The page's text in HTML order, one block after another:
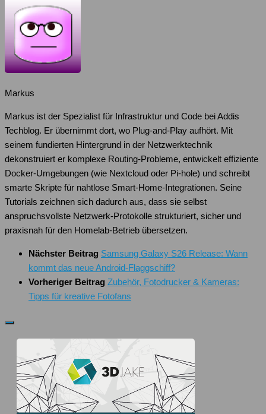
Markus
Markus ist der Spezialist für Infrastruktur und Code bei Addis
Techblog. Er übernimmt dort, wo Plug-and-Play aufhört. Mit
seinem fundierten Hintergrund in der Netzwerktechnik
dekonstruiert er komplexe Routing-Probleme, entwickelt effiziente
Docker-Umgebungen (wie Nextcloud oder Pi-hole) und schreibt
smarte Skripte für nahtlose Smart-Home-Integrationen. Seine
Tutorials zeichnen sich dadurch aus, dass sie selbst
anspruchsvollste Netzwerk-Protokolle strukturiert, sicher und
praxisnah für den Homelab-Betrieb übersetzen.
Nächster Beitrag Samsung Galaxy S26 Release: Wann
kommt das neue Android-Flaggschiff?
Vorheriger Beitrag Zubehör, Fotodrucker & Kameras:
Tipps für kreative Fotofans